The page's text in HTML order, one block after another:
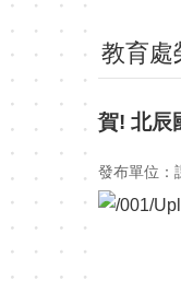
教育處
賀! 北辰
發布單位：